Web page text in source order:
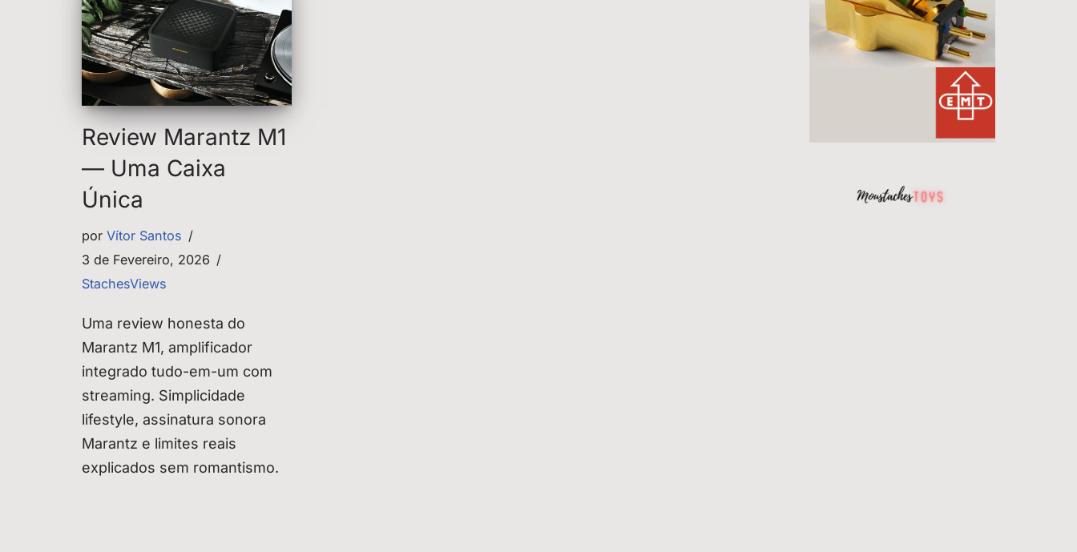
Review Marantz M1
— Uma Caixa
Única
por Vítor Santos
3 de Fevereiro, 2026
StachesViews
Uma review honesta do
Marantz M1, amplificador
integrado tudo-em-um com
streaming. Simplicidade
lifestyle, assinatura sonora
Marantz e limites reais
explicados sem romantismo.